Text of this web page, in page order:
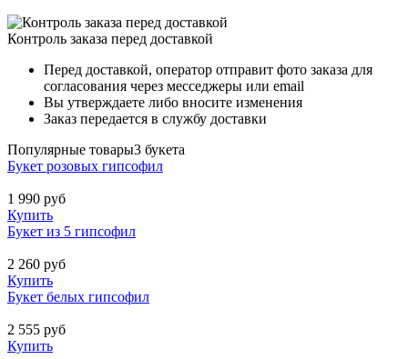
Контроль заказа перед доставкой
Перед доставкой, оператор отправит фото заказа для
согласования через месседжеры или email
Вы утверждаете либо вносите изменения
Заказ передается в службу доставки
Популярные товары3 букета
Букет розовых гипсофил
1 990 руб
Купить
Букет из 5 гипсофил
2 260 руб
Купить
Букет белых гипсофил
2 555 руб
Купить